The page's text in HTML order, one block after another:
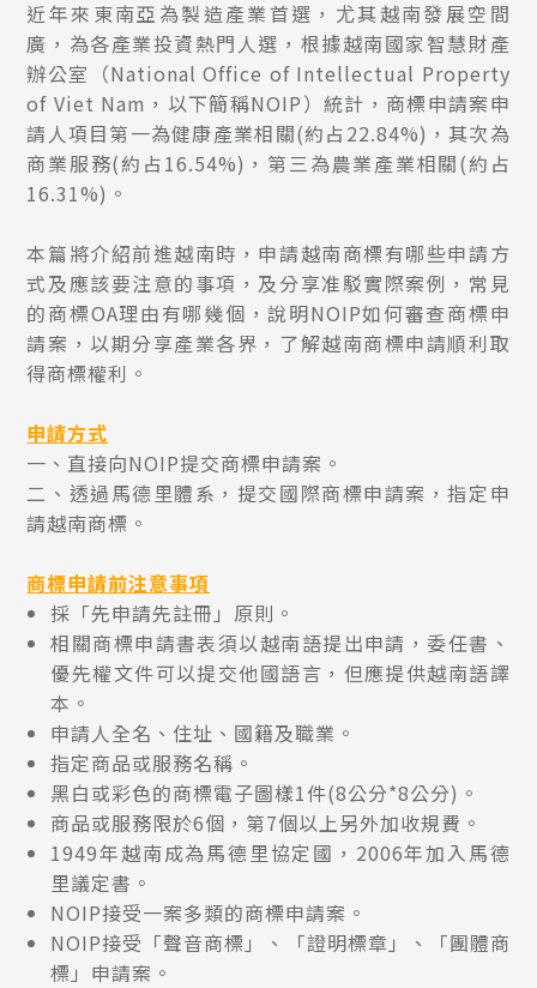
近年來東南亞為製造產業首選，尤其越南發展空間
廣，為各產業投資熱門人選，根據越南國家智慧財產
辦公室（National Office of Intellectual Property
of Viet Nam，以下簡稱NOIP）統計，商標申請案申
請人項目第一為健康產業相關(約占22.84%)，其次為
商業服務(約占16.54%)，第三為農業產業相關(約占
16.31%)。
本篇將介紹前進越南時，申請越南商標有哪些申請方
式及應該要注意的事項，及分享准駁實際案例，常見
的商標OA理由有哪幾個，說明NOIP如何審查商標申
請案，以期分享產業各界，了解越南商標申請順利取
得商標權利。
申請方式
一、直接向NOIP提交商標申請案。
二、透過馬德里體系，提交國際商標申請案，指定申
請越南商標。
商標申請前注意事項
採「先申請先註冊」原則。
相關商標申請書表須以越南語提出申請，委任書、
優先權文件可以提交他國語言，但應提供越南語譯
本。
申請人全名、住址、國籍及職業。
指定商品或服務名稱。
黑白或彩色的商標電子圖樣1件(8公分*8公分)。
商品或服務限於6個，第7個以上另外加收規費。
1949年越南成為馬德里協定國，2006年加入馬德
里議定書。
NOIP接受一案多類的商標申請案。
NOIP接受「聲音商標」、「證明標章」、「團體商
標」申請案。